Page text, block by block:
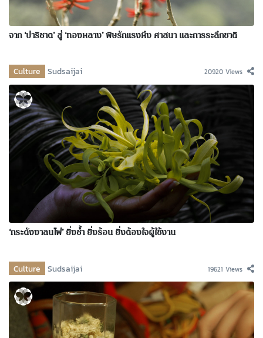
จาก ‘ปาริชาต’ สู่ ‘ทองหลาง’ พิษรักแรงหึง ศาสนา และการระลึกชาติ
Culture Sudsaijai 20920 Views
‘กระดังงาลนไฟ’ ยิ่งช้ำ ยิ่งร้อน ยิ่งต้องใจผู้ใช้งาน
Culture Sudsaijai 19621 Views